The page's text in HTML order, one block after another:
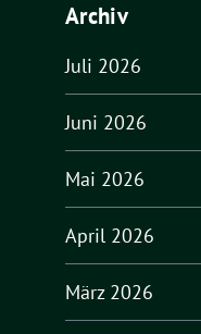
Archiv
Juli 2026
Juni 2026
Mai 2026
April 2026
März 2026